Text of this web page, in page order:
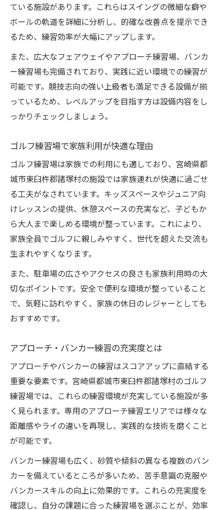
ている施設があります。これらはスイングの微細な癖や
ボールの軌道を詳細に分析し、的確な改善点を提示でき
るため、練習効率が大幅にアップします。
また、広大なフェアウェイやアプローチ練習場、バンカ
ー練習場も完備されており、実践に近い環境での練習が
可能です。競技志向の強い上級者も満足できる設備が揃
っているため、レベルアップを目指す方は設備内容をし
っかりチェックしましょう。
ゴルフ練習場で家族利用が快適な理由
ゴルフ練習場は家族での利用にも適しており、宮崎県都
城市東臼杵郡諸塚村の施設では家族連れが快適に過ごせ
る工夫がなされています。キッズスペースやジュニア向
けレッスンの提供、休憩スペースの充実など、子どもか
ら大人まで楽しめる環境が整っています。これにより、
家族全員でゴルフに親しみやすく、世代を超えた交流も
生まれやすくなります。
また、駐車場の広さやアクセスの良さも家族利用時の大
切なポイントです。安全で便利な環境が整っていること
で、気軽に訪れやすく、家族の休日のレジャーとしても
おすすめです。
アプローチ・バンカー練習の充実度とは
アプローチやバンカーの練習はスコアアップに直結する
重要な要素です。宮崎県都城市東臼杵郡諸塚村のゴルフ
練習場では、これらの練習環境が充実している施設が多
く見られます。専用のアプローチ練習エリアでは様々な
距離感やライの違いを再現し、実践的な技術を磨くこと
が可能です。
バンカー練習場も広く、砂質や傾斜の異なる複数のバン
カーを備えているところが多いため、苦手意識の克服や
バンカースキルの向上に効果的です。これらの充実度を
確認し、自分の課題に合った練習場を選ぶことが、効率